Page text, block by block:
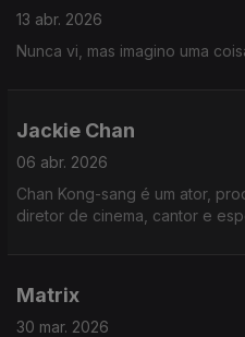
13 abr. 2026
Nunca vi, mas imagino uma
Jackie Chan
06 abr. 2026
Chan Kong-sang é um ator,
diretor de cinema, cantor e
Matrix
30 mar. 2026